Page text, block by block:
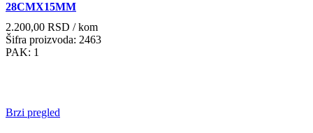
28CMX15MM
2.200,00 RSD / kom
Šifra proizvoda: 2463
PAK: 1
Brzi pregled